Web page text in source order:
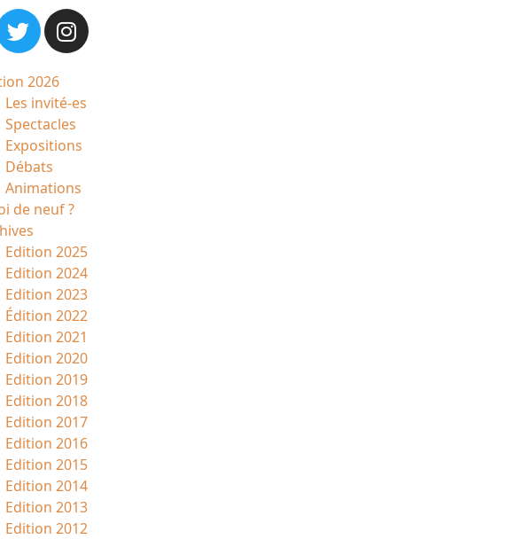
2026
Les invité-es
Spectacles
Expositions
Débats
Animations
de neuf ?
Edition 2025
Edition 2024
Edition 2023
Édition 2022
Edition 2021
Edition 2020
Edition 2019
Edition 2018
Edition 2017
Edition 2016
Edition 2015
Edition 2014
Edition 2013
Edition 2012